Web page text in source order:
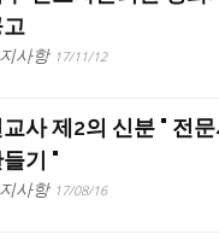
사항 17/11/12
사 제2의 신분 " 전
들기 "
사항 17/08/16